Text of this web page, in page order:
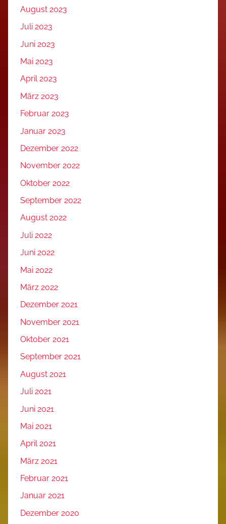
August 2023
Juli 2023
Juni 2023
Mai 2023
April 2023
März 2023
Februar 2023
Januar 2023
Dezember 2022
November 2022
Oktober 2022
September 2022
August 2022
Juli 2022
Juni 2022
Mai 2022
März 2022
Dezember 2021
November 2021
Oktober 2021
September 2021
August 2021
Juli 2021
Juni 2021
Mai 2021
April 2021
März 2021
Februar 2021
Januar 2021
Dezember 2020